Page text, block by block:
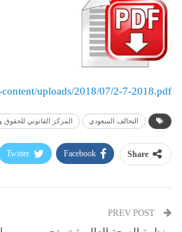
uploads/2018/07/2-7-2018.pdf
التحالف السعودي المركز القانوني للحقوق
Share
Facebook
Twitter